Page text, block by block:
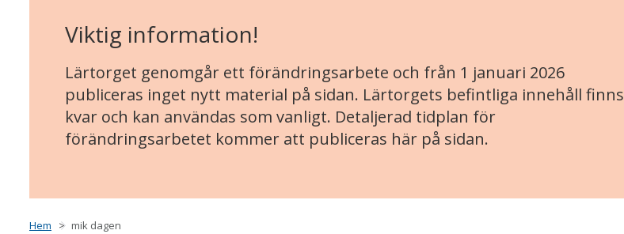
Viktig information!
Lärtorget genomgår ett förändringsarbete och från 1 januari 2026
publiceras inget nytt material på sidan. Lärtorgets befintliga innehåll finns
kvar och kan användas som vanligt. Detaljerad tidplan för
förändringsarbetet kommer att publiceras här på sidan.
Hem mik dagen